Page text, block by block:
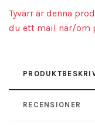
Tyvärr är denna
du ett mail när/om
RECENSIONER